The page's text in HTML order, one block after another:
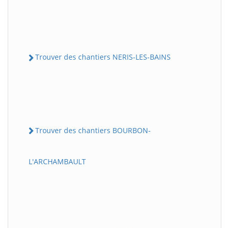
Trouver des chantiers NERIS-LES-BAINS
Trouver des chantiers BOURBON-
L'ARCHAMBAULT